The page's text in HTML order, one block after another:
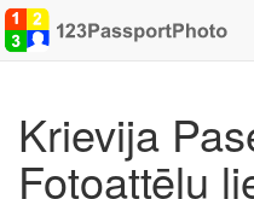
Krievija
Fotoattēlu